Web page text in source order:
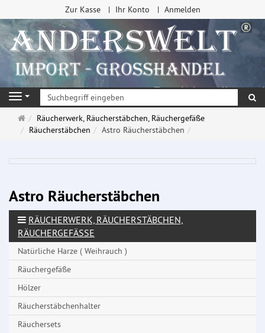
Zur Kasse Ihr Konto Anmelden
Navigation
Startseite
Räucherwerk, Räucherstäbchen, Räuchergefäße
Räucherstäbchen
Astro Räucherstäbchen
Astro Räucherstäbchen
RÄUCHERWERK, RÄUCHERSTÄBCHEN,
RÄUCHERGEFÄSSE
Natürliche Harze ( Weihrauch )
Räuchergefäße
Hölzer
Räucherstäbchenhalter
Räuchersets